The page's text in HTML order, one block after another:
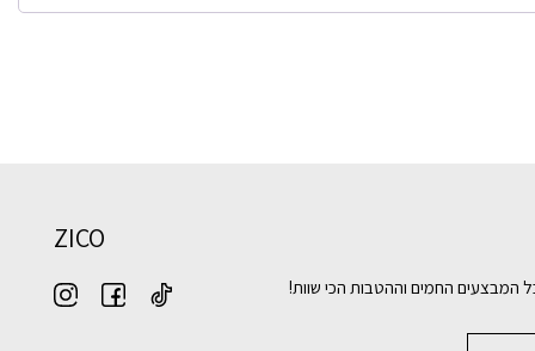
המבצעים החמים וההטבות הכי שוות!
ZICO